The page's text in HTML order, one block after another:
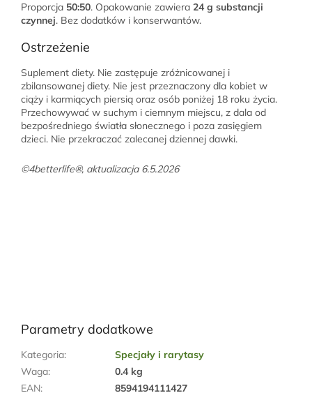
Proporcja 50:50. Opakowanie zawiera 24 g substancji
czynnej. Bez dodatków i konserwantów.
Ostrzeżenie
Suplement diety. Nie zastępuje zróżnicowanej i
zbilansowanej diety. Nie jest przeznaczony dla kobiet w
ciąży i karmiących piersią oraz osób poniżej 18 roku życia.
Przechowywać w suchym i ciemnym miejscu, z dala od
bezpośredniego światła słonecznego i poza zasięgiem
dzieci. Nie przekraczać zalecanej dziennej dawki.
©4betterlife®, aktualizacja 6.5.2026
Parametry dodatkowe
Kategoria:
Specjały i rarytasy
Waga:
0.4 kg
EAN:
8594194111427